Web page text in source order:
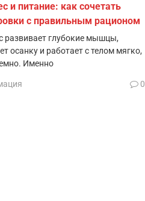
и питание: как сочетать
с правильным рационом
развивает глубокие мышцы,
осанку и работает с телом мягко,
Именно
0